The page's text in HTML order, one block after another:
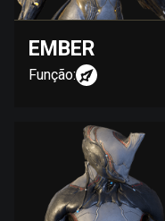
EMBER
Função: